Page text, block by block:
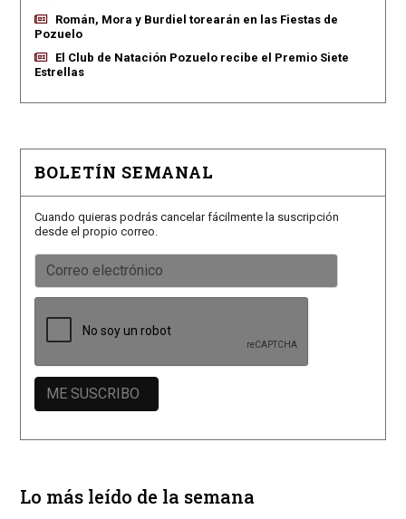
Román, Mora y Burdiel torearán en las Fiestas de
Pozuelo
El Club de Natación Pozuelo recibe el Premio Siete
Estrellas
BOLETÍN SEMANAL
Cuando quieras podrás cancelar fácilmente la suscripción
desde el propio correo.
Lo más leído de la semana